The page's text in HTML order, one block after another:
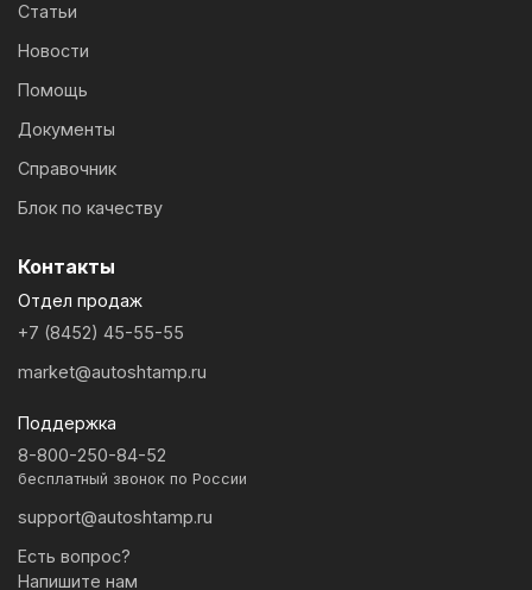
Статьи
Новости
Помощь
Документы
Справочник
Блок по качеству
Контакты
Отдел продаж
+7 (8452) 45-55-55
market@autoshtamp.ru
Поддержка
8-800-250-84-52
бесплатный звонок по России
support@autoshtamp.ru
Есть вопрос?
Напишите нам